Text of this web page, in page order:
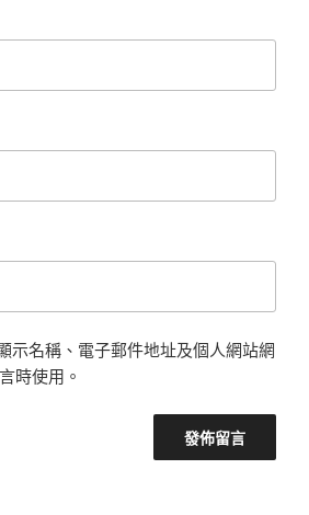
示名稱、電子郵件地址及個人網站網
時使用。